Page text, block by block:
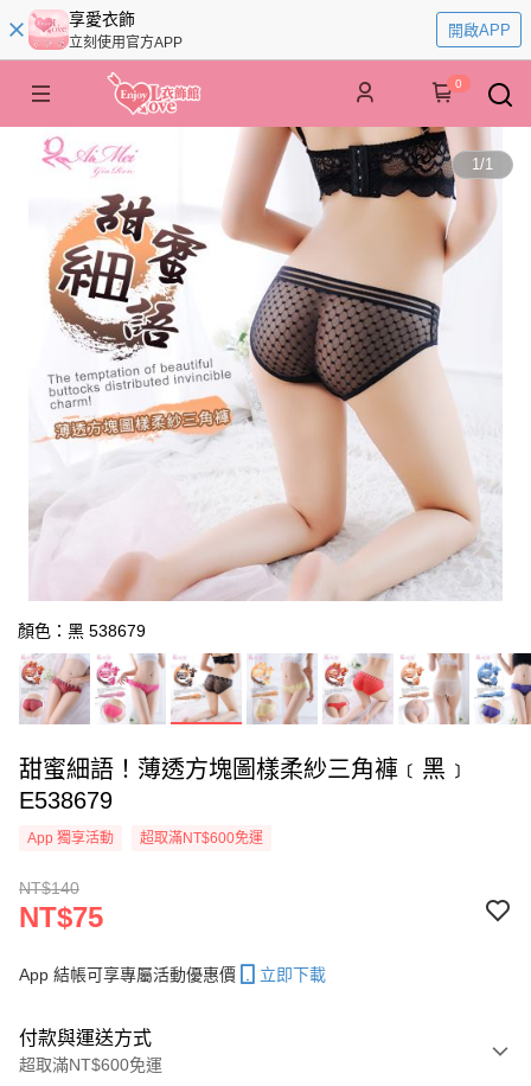
享愛衣飾
立刻使用官方APP
開啟APP
0
1/1
顏色：黑 538679
甜蜜細語！薄透方塊圖樣柔紗三角褲﹝黑﹞
E538679
App 獨享活動 超取滿NT$600免運
NT$140
NT$75
App 結帳可享專屬活動優惠價 立即下載
付款與運送方式
超取滿NT$600免運